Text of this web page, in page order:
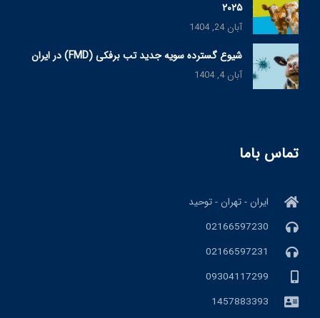
۲۰۲۵
آبان 24, 1404
شیوع گسترده سویه جدید تب برفکی (FMD) در ایران
آبان 4, 1404
تماس باما
ایران - تهران - توحید
02166597230
02166597231
09304117299
1457883393